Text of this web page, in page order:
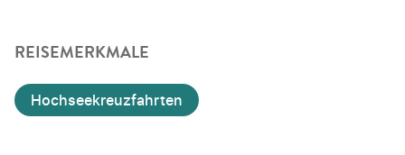
REISEMERKMALE
Hochseekreuzfahrten